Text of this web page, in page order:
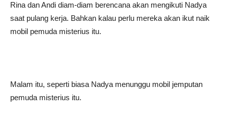
Rina dan Andi diam-diam berencana akan mengikuti Nadya
saat pulang kerja. Bahkan kalau perlu mereka akan ikut naik
mobil pemuda misterius itu.
Malam itu, seperti biasa Nadya menunggu mobil jemputan
pemuda misterius itu.